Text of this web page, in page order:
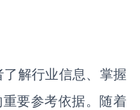
解行业信息、掌握
要参考依据。随着